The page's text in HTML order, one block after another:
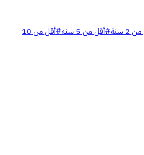
2 سنة #أقل من 5 سنة #
أقل من 10